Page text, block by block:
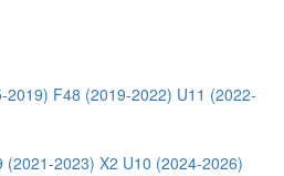
2019) F48 (2019-2022) U11 (2022-
(2021-2023) X2 U10 (2024-2026)